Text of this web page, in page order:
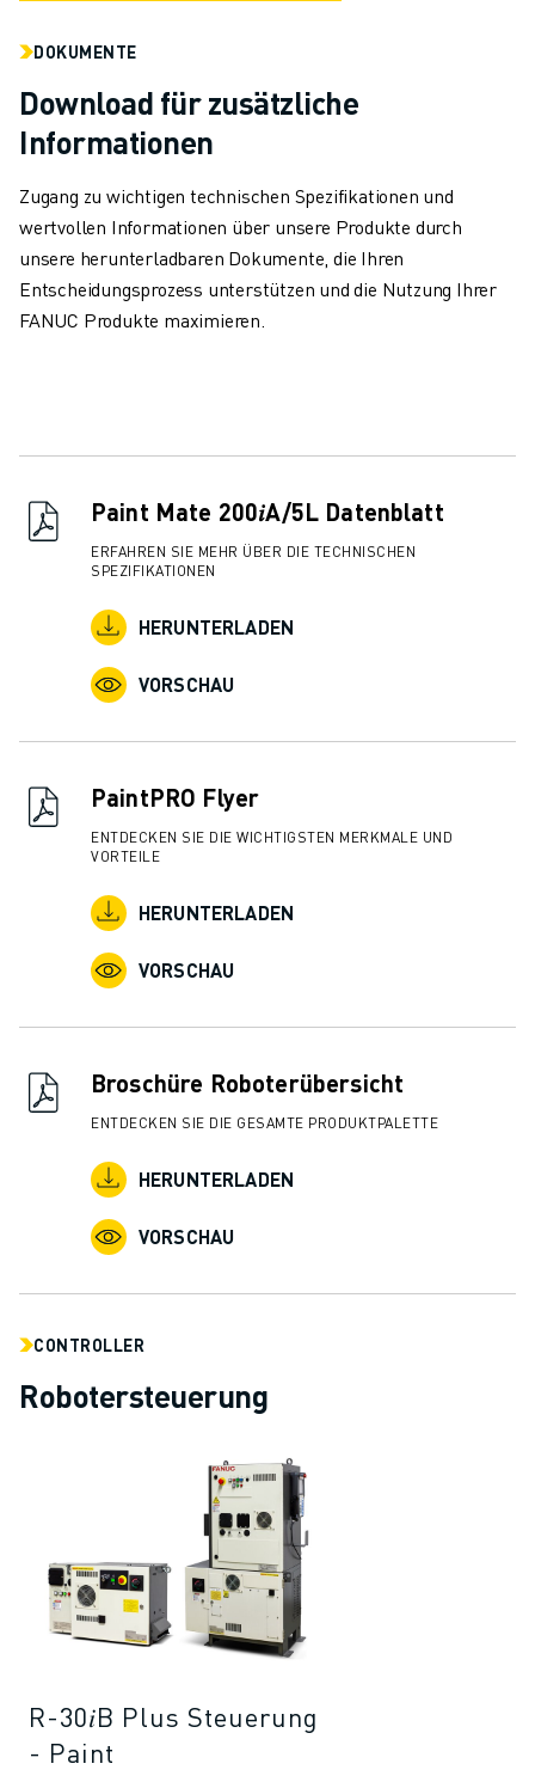
ERSATZTEILE
DIGITALE SERVICE TOOLS
E-STORE
TRAINING & AUSBILDUNG
FANUC AKADEMIE
BRANCHEN-LÖSUNGEN
LÖSUNGEN FÜR DIE AUSBILDUNG
WORLDSKILLS & YOUNG TALENTS
EVENTS
ÜBER FANUC
ÜBER FANUC
FANUC IN EUROPA
UNSERE STANDORTE
NACHHALTIGKEIT
GESTALTEN SIE IHRE ZUKUNFT MIT FANUC
KONTAKT
STANDORTE
IMPRESSUM
DOKUMENTE
Download für zusätzliche
Informationen
Zugang zu wichtigen technischen Spezifikationen und
wertvollen Informationen über unsere Produkte durch
unsere herunterladbaren Dokumente, die Ihren
Entscheidungsprozess unterstützen und die Nutzung Ihrer
FANUC Produkte maximieren.
Paint Mate 200𝑖A/5L Datenblatt
ERFAHREN SIE MEHR ÜBER DIE TECHNISCHEN
SPEZIFIKATIONEN
HERUNTERLADEN
VORSCHAU
PaintPRO Flyer
ENTDECKEN SIE DIE WICHTIGSTEN MERKMALE UND
VORTEILE
HERUNTERLADEN
VORSCHAU
Broschüre Roboterübersicht
ENTDECKEN SIE DIE GESAMTE PRODUKTPALETTE
HERUNTERLADEN
VORSCHAU
CONTROLLER
Robotersteuerung
R-30𝑖B Plus Steuerung
- Paint